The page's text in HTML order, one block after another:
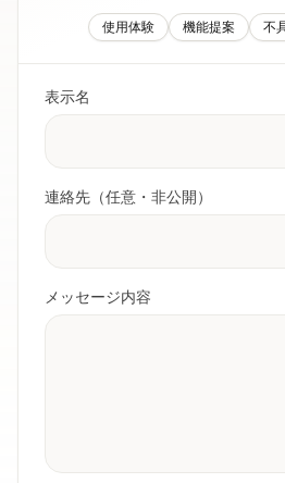
使用体験 機能提案 不
表示名
連絡先（任意・非公開）
メッセージ内容